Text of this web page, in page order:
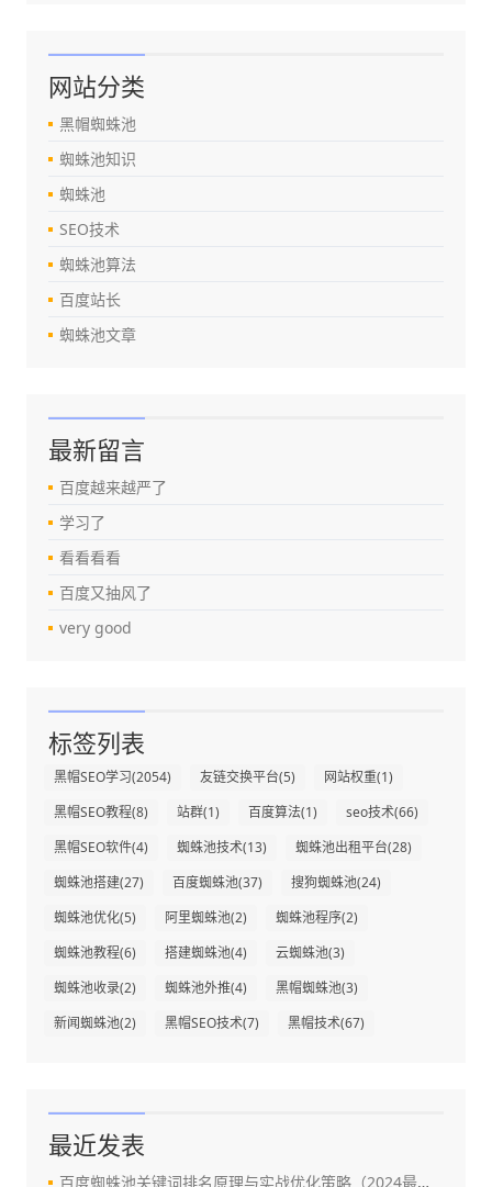
网站分类
黑帽蜘蛛池
蜘蛛池知识
蜘蛛池
SEO技术
蜘蛛池算法
百度站长
蜘蛛池文章
最新留言
百度越来越严了
学习了
看看看看
百度又抽风了
very good
标签列表
黑帽SEO学习(2054) 友链交换平台(5) 网站权重(1)
黑帽SEO教程(8) 站群(1) 百度算法(1) seo技术(66)
黑帽SEO软件(4) 蜘蛛池技术(13) 蜘蛛池出租平台(28)
蜘蛛池搭建(27) 百度蜘蛛池(37) 搜狗蜘蛛池(24)
蜘蛛池优化(5) 阿里蜘蛛池(2) 蜘蛛池程序(2)
蜘蛛池教程(6) 搭建蜘蛛池(4) 云蜘蛛池(3)
蜘蛛池收录(2) 蜘蛛池外推(4) 黑帽蜘蛛池(3)
新闻蜘蛛池(2) 黑帽SEO技术(7) 黑帽技术(67)
最近发表
百度蜘蛛池关键词排名原理与实战优化策略（2024最新指南）